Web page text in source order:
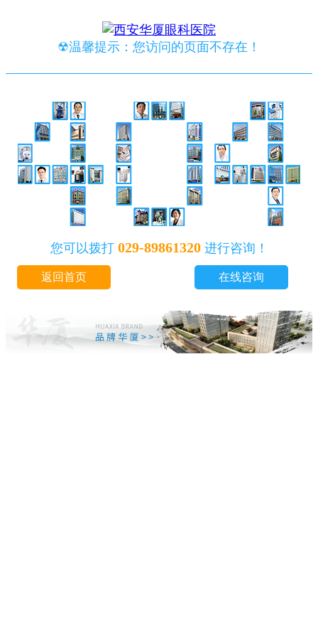
☢温馨提示：您访问的页面不存在！
您可以拨打 029-89861320进行咨询！
返回首页 在线咨询